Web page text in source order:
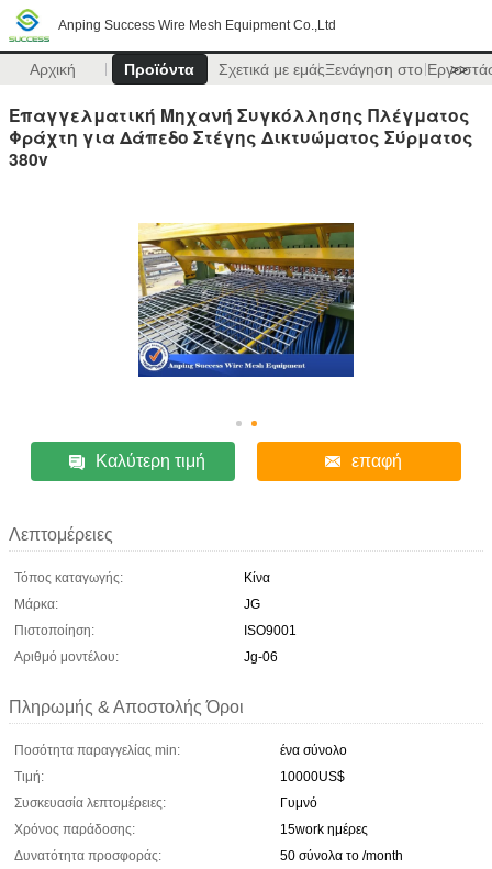
Anping Success Wire Mesh Equipment Co.,Ltd
Αρχική Προϊόντα Σχετικά με εμάςΞενάγηση στο >>
Επαγγελματική Μηχανή Συγκόλλησης Πλέγματος
Φράχτη για Δάπεδο Στέγης Δικτυώματος Σύρματος
380v
Καλύτερη τιμή επαφή
Λεπτομέρειες
Τόπος καταγωγής:
Κίνα
Μάρκα:
JG
Πιστοποίηση:
ISO9001
Αριθμό μοντέλου:
Jg-06
Πληρωμής & Αποστολής Όροι
Ποσότητα παραγγελίας min:
ένα σύνολο
Τιμή:
10000US$
Συσκευασία λεπτομέρειες:
Γυμνό
Χρόνος παράδοσης:
15work ημέρες
Δυνατότητα προσφοράς:
50 σύνολα το /month